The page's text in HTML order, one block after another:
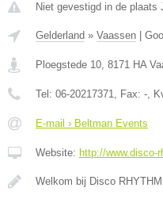
Niet gevestigd in de plaats
Gelderland » Vaassen |
Ploegstede 10 8171 HA
Tel: 06-20217371 , Fax: - ,
E-mail › Beltman Events
Website: http://www.disco-
Welkom bij Disco